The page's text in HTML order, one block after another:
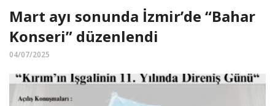
Mart ayı sonunda İzmir’de “Bahar
Konseri” düzenlendi
04/07/2025